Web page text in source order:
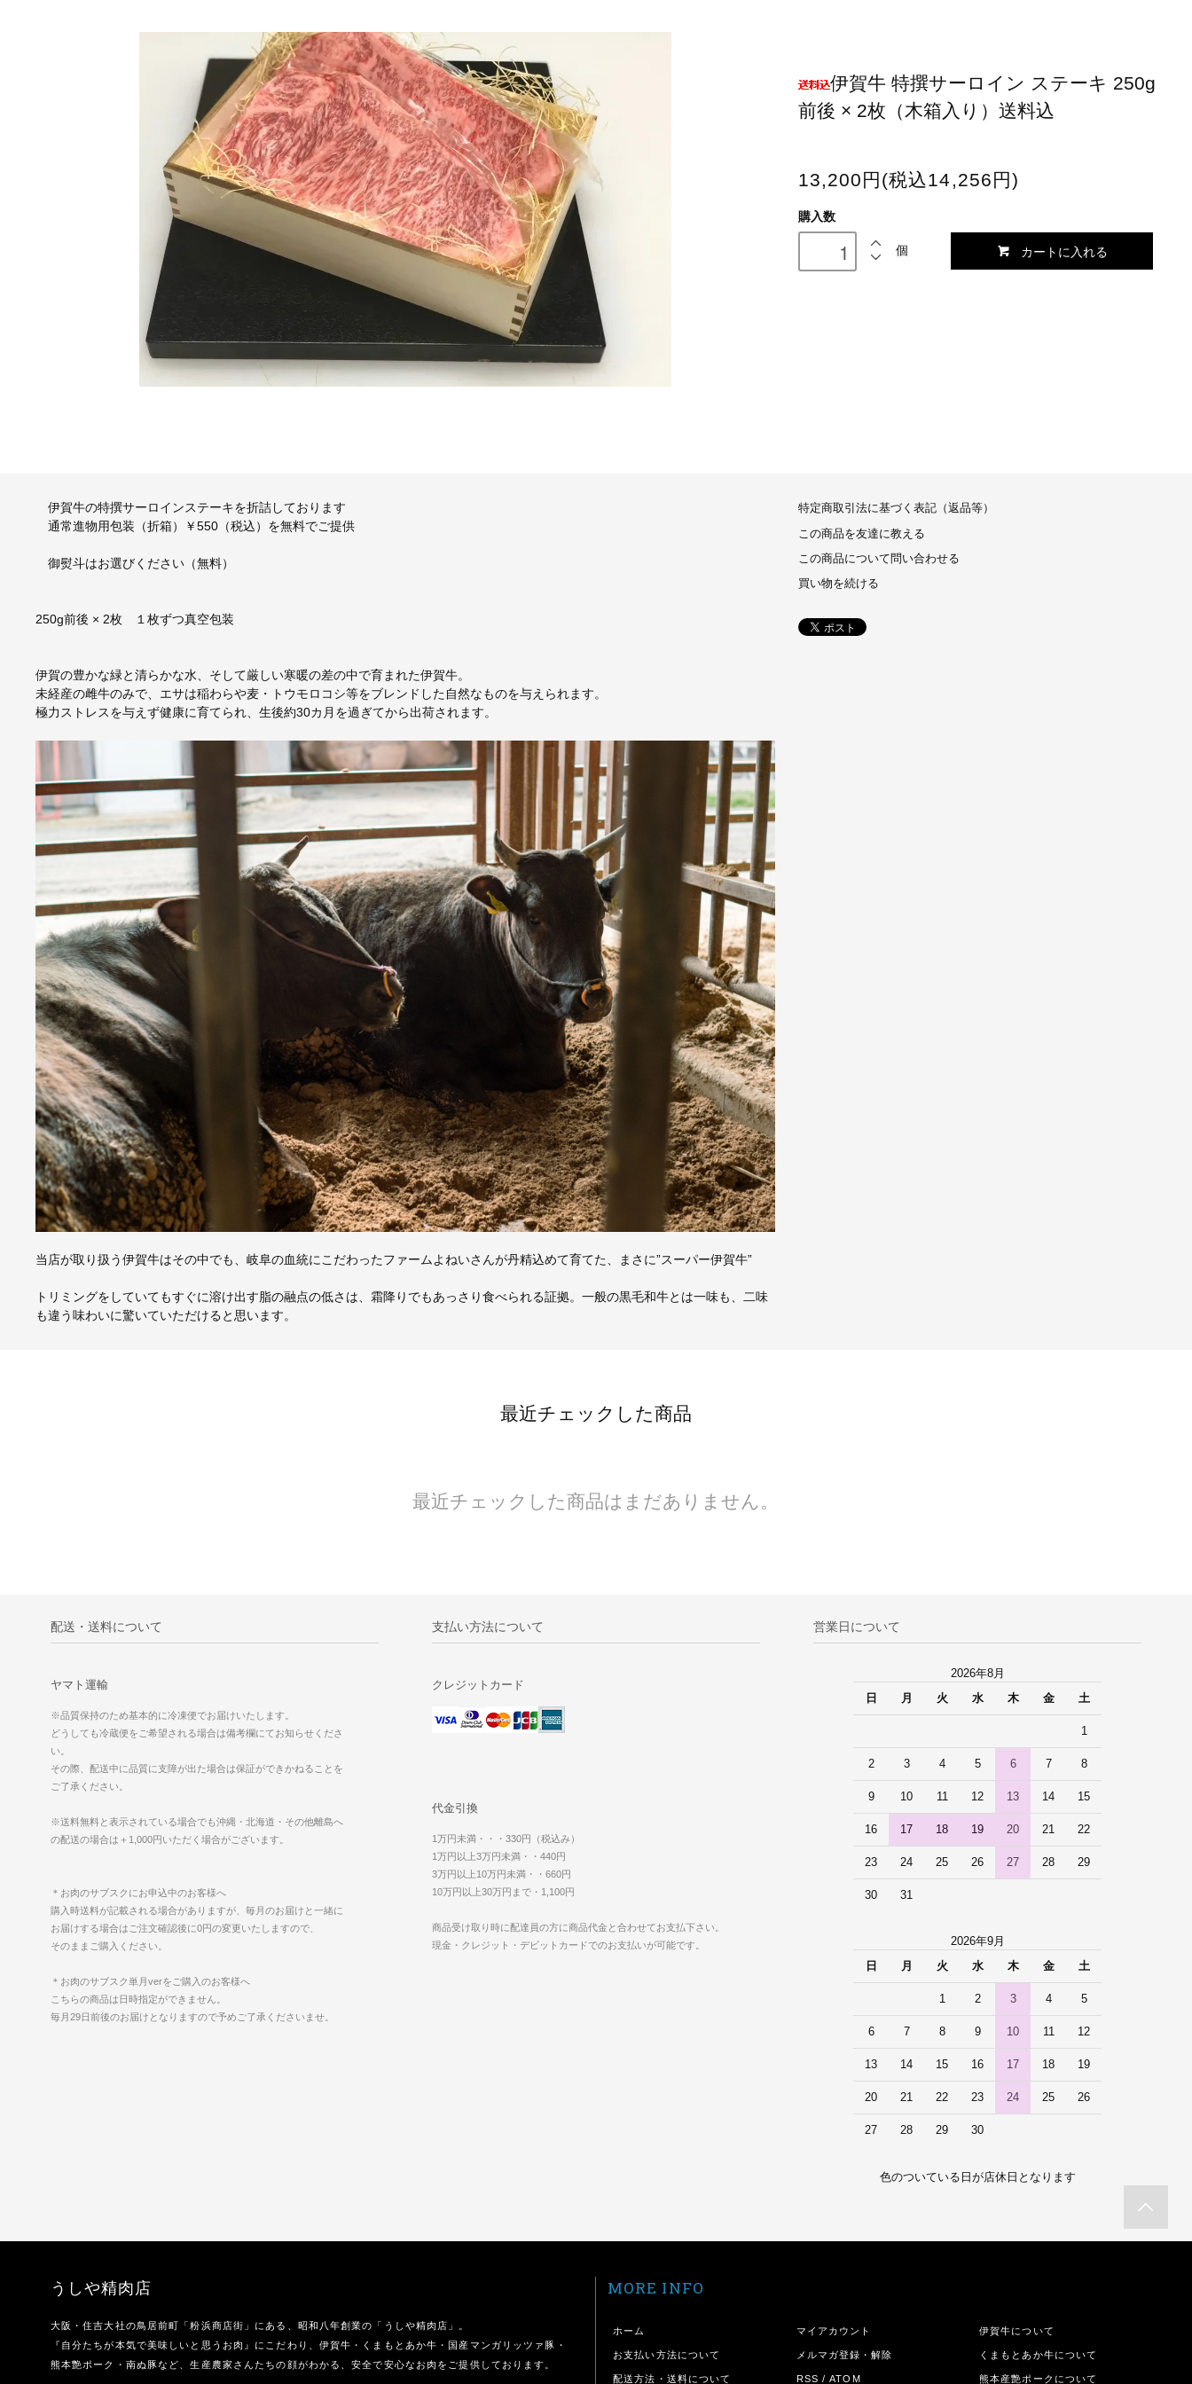
伊賀牛 特撰サーロイン ステーキ 250g
前後 × 2枚（木箱入り）送料込
13,200円(税込14,256円)
購入数
個 カートに入れる
伊賀牛の特撰サーロインステーキを折詰しております
通常進物用包装（折箱）￥550（税込）を無料でご提供
御熨斗はお選びください（無料）
250g前後 × 2枚 １枚ずつ真空包装
伊賀の豊かな緑と清らかな水、そして厳しい寒暖の差の中で育まれた伊賀牛。
未経産の雌牛のみで、エサは稲わらや麦・トウモロコシ等をブレンドした自然なものを与えられます。
極力ストレスを与えず健康に育てられ、生後約30カ月を過ぎてから出荷されます。
当店が取り扱う伊賀牛はその中でも、岐阜の血統にこだわったファームよねいさんが丹精込めて育てた、まさに”スーパー伊賀牛”
トリミングをしていてもすぐに溶け出す脂の融点の低さは、霜降りでもあっさり食べられる証拠。一般の黒毛和牛とは一味も、二味
も違う味わいに驚いていただけると思います。
特定商取引法に基づく表記（返品等）
この商品を友達に教える
この商品について問い合わせる
買い物を続ける
最近チェックした商品
最近チェックした商品はまだありません。
配送・送料について
ヤマト運輸
※品質保持のため基本的に冷凍便でお届けいたします。
どうしても冷蔵便をご希望される場合は備考欄にてお知らせくださ
い。
その際、配送中に品質に支障が出た場合は保証ができかねることを
ご了承ください。
※送料無料と表示されている場合でも沖縄・北海道・その他離島へ
の配送の場合は＋1,000円いただく場合がございます。
＊お肉のサブスクにお申込中のお客様へ
購入時送料が記載される場合がありますが、毎月のお届けと一緒に
お届けする場合はご注文確認後に0円の変更いたしますので、
そのままご購入ください。
＊お肉のサブスク単月verをご購入のお客様へ
こちらの商品は日時指定ができません。
毎月29日前後のお届けとなりますので予めご了承くださいませ。
支払い方法について
クレジットカード
代金引換
1万円未満・・・330円（税込み）
1万円以上3万円未満・・440円
3万円以上10万円未満・・660円
10万円以上30万円まで・1,100円
商品受け取り時に配達員の方に商品代金と合わせてお支払下さい。
現金・クレジット・デビットカードでのお支払いが可能です。
営業日について
2026年8月
日
月 火 水 木 金 土
1
2 3 4 5 6 7 8
9 10 11 12 13 14 15
16 17 18 19 20 21 22
23 24 25 26 27 28 29
30 31
2026年9月
日
月 火 水 木 金 土
1 2 3 4 5
6 7 8 9 10 11 12
13 14 15 16 17 18 19
20 21 22 23 24 25 26
27 28 29 30
色のついている日が店休日となります
うしや精肉店
大阪・住吉大社の鳥居前町「粉浜商店街」にある、昭和八年創業の「うしや精肉店」。
『自分たちが本気で美味しいと思うお肉』にこだわり、伊賀牛・くまもとあか牛・国産マンガリッツァ豚・
熊本艶ポーク・南ぬ豚など、生産農家さんたちの顔がわかる、安全で安心なお肉をご提供しております。
MORE INFO
ホーム
お支払い方法について
配送方法・送料について
マイアカウント
メルマガ登録・解除
RSS /ATOM
伊賀牛について
くまもとあか牛について
熊本産艶ポークについて